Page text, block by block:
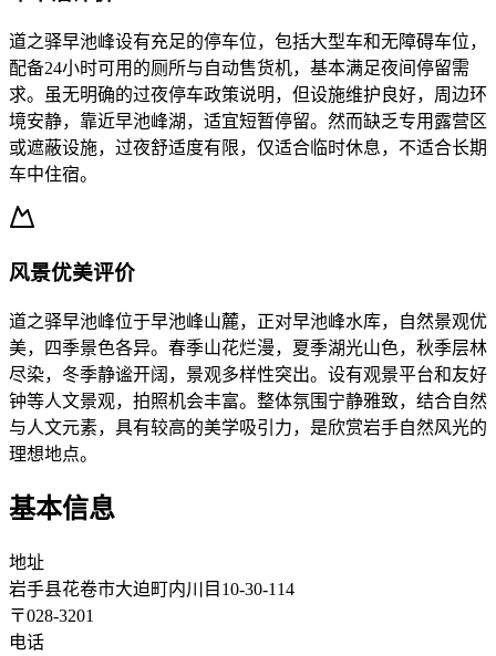
道之驿早池峰设有充足的停车位，包括大型车和无障碍车位，
配备24小时可用的厕所与自动售货机，基本满足夜间停留需
求。虽无明确的过夜停车政策说明，但设施维护良好，周边环
境安静，靠近早池峰湖，适宜短暂停留。然而缺乏专用露营区
或遮蔽设施，过夜舒适度有限，仅适合临时休息，不适合长期
车中住宿。
风景优美评价
道之驿早池峰位于早池峰山麓，正对早池峰水库，自然景观优
美，四季景色各异。春季山花烂漫，夏季湖光山色，秋季层林
尽染，冬季静谧开阔，景观多样性突出。设有观景平台和友好
钟等人文景观，拍照机会丰富。整体氛围宁静雅致，结合自然
与人文元素，具有较高的美学吸引力，是欣赏岩手自然风光的
理想地点。
基本信息
地址
岩手县花卷市大迫町内川目10-30-114
〒028-3201
电话